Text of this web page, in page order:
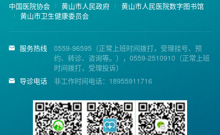
中国医院协会
黄山市人民政府
黄山市人民医院数字图书馆
黄山市卫生健康委员会
服务热线
0559-96595（正常上班时间拨打，受理挂号、预
约、转诊、咨询等。），0559-2510910（正常上班
时间拨打，受理投诉）
导诊电话
非工作时间电话：18955911716